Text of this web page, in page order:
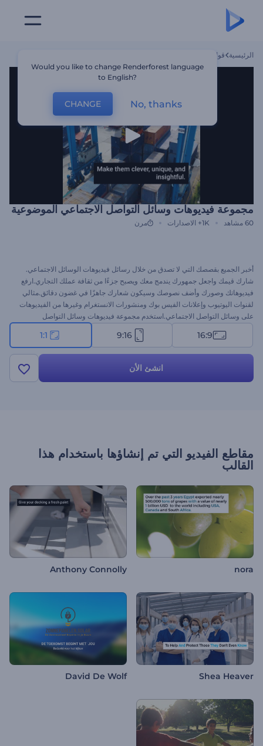
الرئيسية قوالب
مجموعة فيديوهات وسائل التواصل الاجتماعي الموضوعية
60 مشاهد 1K+ الاصدارات مرن
أخبر الجميع بقصصك التي لا تصدق من خلال رسائل فيديوهات الوسائل الاجتماعي.
شارك قيمك واجعل جمهورك يندمج معك ويصبح جزءًا من ثقافة عملك التجاري.ارفع
فيديوهاتك وصورك وأضف نصوصك وسيكون شعارك جاهزًا في غضون دقائق.مثالي
لقنوات اليوتيوب وإعلانات الفيس بوك ومنشورات الانستغرام وغيرها من الفيديوهات
على وسائل التواصل الاجتماعي.استخدم مجموعة فيديوهات وسائل التواصل
الاجتماعي الموضوعية لصناعة وتحرير ومشاركة فيديوهاتك. قم بتجربته الآن مجانًا!
16:9
9:16
1:1
انشئ الأن
مقاطع الفيديو التي تم إنشاؤها باستخدام هذا
القالب
nora
Anthony Connolly
Shea Heaver
David De Wolf
Would you like to change Renderforest language
to English?
CHANGE No, thanks